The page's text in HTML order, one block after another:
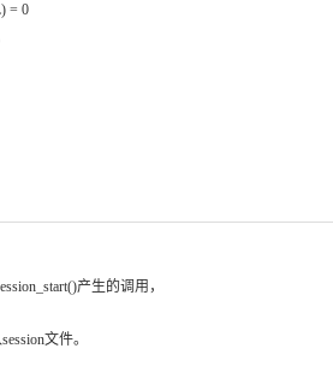
= 0
产生的调用，
文件。